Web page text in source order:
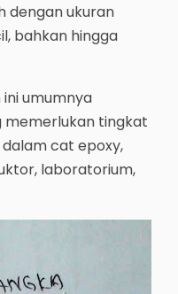
dengan ukuran
bahkan hingga
ini umumnya
memerlukan tingkat
cat epoxy,
laboratorium,